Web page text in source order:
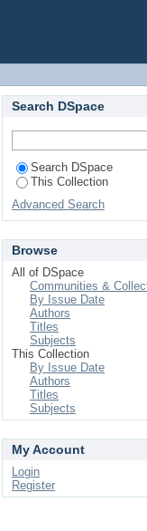
Search DSpace
Search DSpace
This Collection
Advanced Search
Browse
All of DSpace
Communities &
By Issue Date
Authors
Titles
Subjects
This Collection
By Issue Date
Authors
Titles
Subjects
My Account
Login
Register